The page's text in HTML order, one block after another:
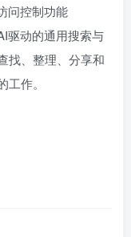
问控制功能
驱动的通用搜索与
找、整理、分享和
作。